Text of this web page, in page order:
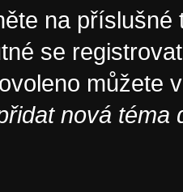
na
se
můžete
nová téma